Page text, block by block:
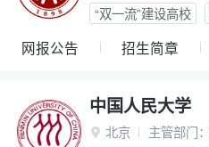
“双一流”建设高校
网报公告 招生简章
中国人民大学
 北京 主管部门：